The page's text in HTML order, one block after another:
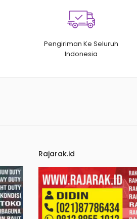
Pengiriman Ke Seluruh
Indonesia
Rajarak.id